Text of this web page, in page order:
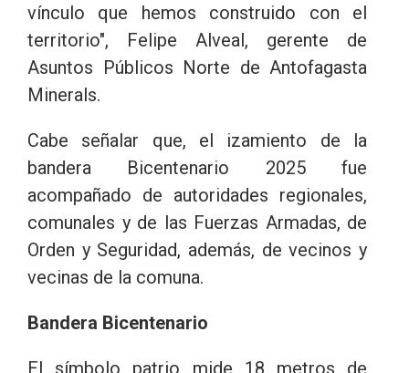
vínculo que hemos construido con el
territorio", Felipe Alveal, gerente de
Asuntos Públicos Norte de Antofagasta
Minerals.
Cabe señalar que, el izamiento de la
bandera Bicentenario 2025 fue
acompañado de autoridades regionales,
comunales y de las Fuerzas Armadas, de
Orden y Seguridad, además, de vecinos y
vecinas de la comuna.
Bandera Bicentenario
El símbolo patrio mide 18 metros de